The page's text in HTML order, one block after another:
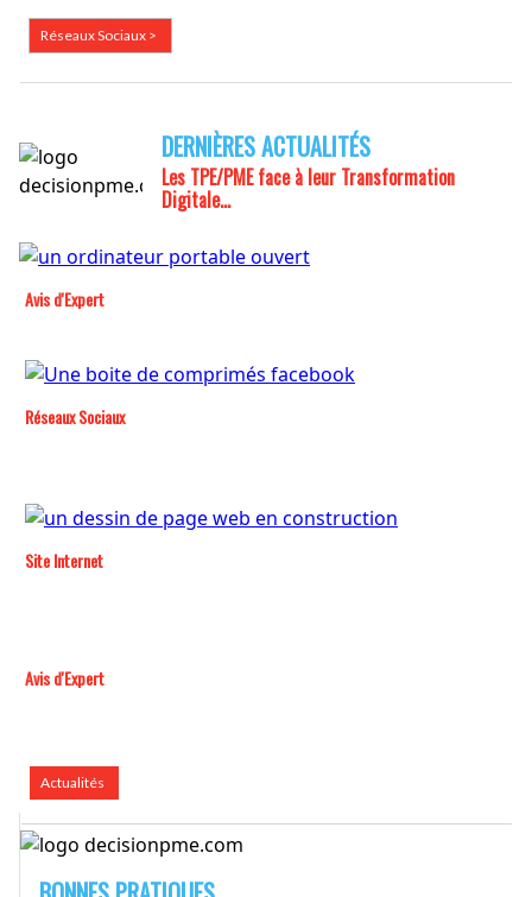
Réseaux Sociaux >
DERNIÈRES ACTUALITÉS
Les TPE/PME face à leur Transformation
Digitale...
Avis d'Expert
Réseaux Sociaux
Site Internet
Avis d'Expert
Actualités